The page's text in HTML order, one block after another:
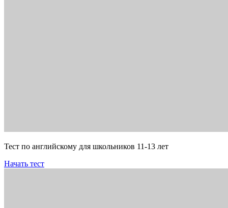
Тест по английскому для школьников 11-13 лет
Начать тест